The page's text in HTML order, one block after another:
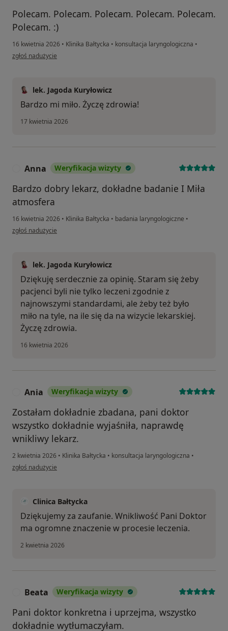
Polecam. Polecam. Polecam. Polecam. Polecam.
Polecam. :)
16 kwietnia 2026 • Klinika Bałtycka • konsultacja laryngologiczna •
w opinii użytkownika MB
zgłoś nadużycie
lek. Jagoda Kuryłowicz
Bardzo mi miło. Życzę zdrowia!
17 kwietnia 2026
Anna Weryfikacja wizyty
Bardzo dobry lekarz, dokładne badanie I Miła
atmosfera
16 kwietnia 2026 • Klinika Bałtycka • badania laryngologiczne •
w opinii użytkownika Anna
zgłoś nadużycie
lek. Jagoda Kuryłowicz
Dziękuję serdecznie za opinię. Staram się żeby
pacjenci byli nie tylko leczeni zgodnie z
najnowszymi standardami, ale żeby też było
miło na tyle, na ile się da na wizycie lekarskiej.
Życzę zdrowia.
16 kwietnia 2026
Ania Weryfikacja wizyty
Zostałam dokładnie zbadana, pani doktor
wszystko dokładnie wyjaśniła, naprawdę
wnikliwy lekarz.
2 kwietnia 2026 • Klinika Bałtycka • konsultacja laryngologiczna •
w opinii użytkownika Ania
zgłoś nadużycie
Clinica Bałtycka
Dziękujemy za zaufanie. Wnikliwość Pani Doktor
ma ogromne znaczenie w procesie leczenia.
2 kwietnia 2026
Beata Weryfikacja wizyty
Pani doktor konkretna i uprzejma, wszystko
dokładnie wytłumaczyłam.